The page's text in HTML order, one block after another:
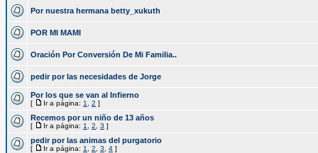
Por nuestra hermana betty_xukuth
POR MI MAMI
Oración Por Conversión De Mi Familia..
pedir por las necesidades de Jorge
Por los que se van al Infierno
[ Ir a página: 1 2 ]
Recemos por un niño de 13 años
[ Ir a página: 1 2 3 ]
pedir por las animas del purgatorio
[ Ir a página: 1 2 3 4 ]